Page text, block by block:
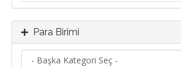
Para Birimi